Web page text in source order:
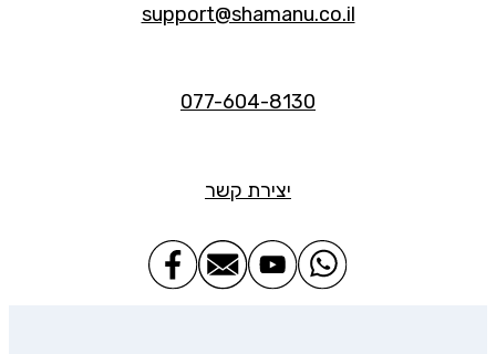
support@shamanu.co.il
077-604-8130
יצירת קשר